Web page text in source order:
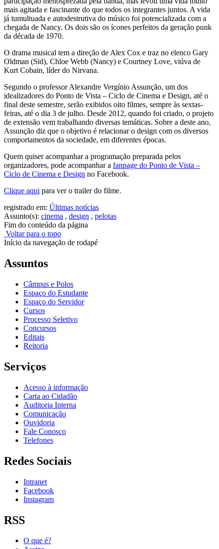
mais agitada e fascinante do que todos os integrantes juntos. A vida
já tumultuada e autodestrutiva do músico foi potencializada com a
chegada de Nancy. Os dois são os ícones perfeitos da geração punk
da década de 1970.
O drama musical tem a direção de Alex Cox e traz no elenco Gary
Oldman (Sid), Chloe Webb (Nancy) e Courtney Love, viúva de
Kurt Cobain, líder do Nirvana.
Segundo o professor Alexandre Vergínio Assunção, um dos
idealizadores do Ponto de Vista – Ciclo de Cinema e Design, até o
final deste semestre, serão exibidos oito filmes, sempre às sextas-
feiras, até o dia 3 de julho. Desde 2012, quando foi criado, o projeto
de extensão vem trabalhando diversas temáticas. Sobre a deste ano,
Assunção diz que o objetivo é relacionar o design com os diversos
comportamentos da sociedade, em diferentes épocas.
Quem quiser acompanhar a programação preparada pelos
organizadores, pode acompanhar a fanpage do Ponto de Vista –
Ciclo de Cinema e Design no Facebook.
Clique aqui para ver o trailer do filme.
registrado em: Últimas notícias
Assunto(s): cinema , design , pelotas
Fim do conteúdo da página
Voltar para o topo
Início da navegação de rodapé
Assuntos
Câmpus e Polos
Espaço do Estudante
Espaço do Servidor
Cursos
Processo Seletivo
Concursos
Editais
Reitoria
Serviços
Acesso à informação
Carta ao Cidadão
Auditoria Interna
Comunicação
Ouvidoria
Fale Conosco
Telefones
Redes Sociais
Intranet
Facebook
Instagram
RSS
O que é?